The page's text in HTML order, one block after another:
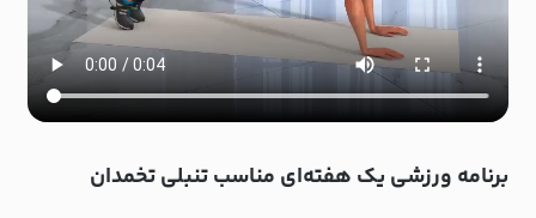
برنامه ورزشی یک هفته‌ای مناسب تنبلی تخمدان